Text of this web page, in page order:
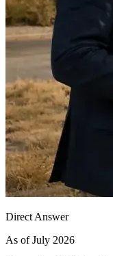
Direct Answer
As of July 2026